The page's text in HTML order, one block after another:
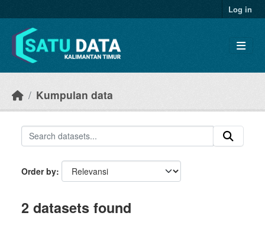
Log in
Kumpulan data
Order by
2 datasets found